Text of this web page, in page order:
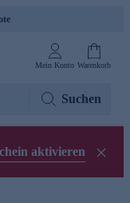
Mein Konto Warenkorb
Suchen
aktivieren